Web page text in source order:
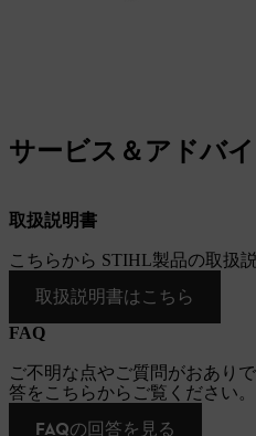
サービス＆アドバ
取扱説明書
こちらから STIHL製品の取扱
取扱説明書はこちら
FAQ
ご不明な点やご質問がおあり
答をこちらからご覧ください。
FAQの回答を見る